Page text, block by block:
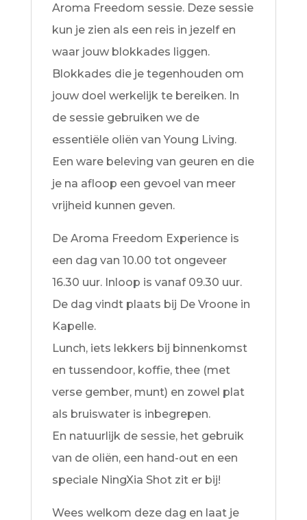
Aroma Freedom sessie. Deze sessie
kun je zien als een reis in jezelf en
waar jouw blokkades liggen.
Blokkades die je tegenhouden om
jouw doel werkelijk te bereiken. In
de sessie gebruiken we de
essentiële oliën van Young Living.
Een ware beleving van geuren en die
je na afloop een gevoel van meer
vrijheid kunnen geven.
De Aroma Freedom Experience is
een dag van 10.00 tot ongeveer
16.30 uur. Inloop is vanaf 09.30 uur.
De dag vindt plaats bij De Vroone in
Kapelle.
Lunch, iets lekkers bij binnenkomst
en tussendoor, koffie, thee (met
verse gember, munt) en zowel plat
als bruiswater is inbegrepen.
En natuurlijk de sessie, het gebruik
van de oliën, een hand-out en een
speciale NingXia Shot zit er bij!
Wees welkom deze dag en laat je